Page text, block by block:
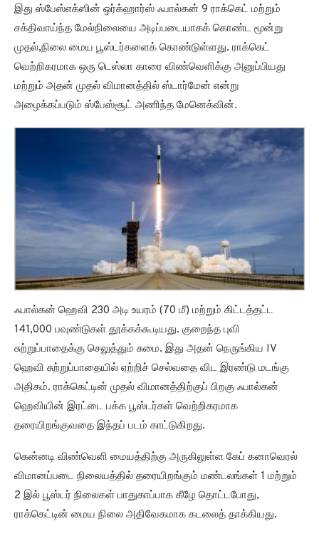
இது ஸ்பேஸ்எக்ஸின் ஒர்க்ஹார்ஸ் ஃபால்கன் 9 ராக்கெட் மற்றும்
சக்திவாய்ந்த மேல்நிலையை அடிப்படையாகக் கொண்ட மூன்று
முதல்,நிலை மைய பூஸ்டர்களைக் கொண்டுள்ளது. ராக்கெட்
வெற்றிகரமாக ஒரு டெஸ்லா காரை விண்வெளிக்கு அனுப்பியது
மற்றும் அதன் முதல் விமானத்தில் ஸ்டார்மேன் என்று
அழைக்கப்படும் ஸ்பேஸ்சூட் அணிந்த மேனெக்வின்.
ஃபால்கன் ஹெவி 230 அடி உயரம் (70 மீ) மற்றும் கிட்டத்தட்ட
141,000 பவுண்டுகள் தூக்கக்கூடியது. குறைந்த புவி
சுற்றுப்பாதைக்கு செலுத்தும் சுமை. இது அதன் நெருங்கிய IV
ஹெவி சுற்றுப்பாதையில் ஏற்றிச் செல்வதை விட இரண்டு மடங்கு
அதிகம். ராக்கெட்டின் முதல் விமானத்திற்குப் பிறகு ஃபால்கன்
ஹெவியின் இரட்டை பக்க பூஸ்டர்கள் வெற்றிகரமாக
தரையிறங்குவதை இந்தப் படம் காட்டுகிறது.
கென்னடி விண்வெளி மையத்திற்கு அருகிலுள்ள கேப் கனாவெரல்
விமானப்படை நிலையத்தில் தரையிறங்கும் மண்டலங்கள் 1 மற்றும்
2 இல் பூஸ்டர் நிலைகள் பாதுகாப்பாக கீழே தொட்டபோது,
ராக்கெட்டின் மைய நிலை அதிவேகமாக கடலைத் தாக்கியது.